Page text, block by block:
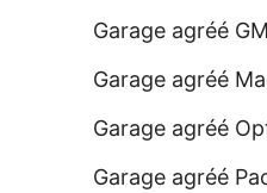
Garage agréé
Garage agréé
Garage agréé
Garage agréé